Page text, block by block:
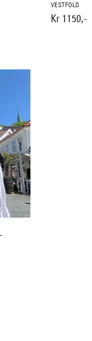
VESTFOLD
Kr 1150,-